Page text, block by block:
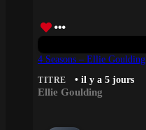
4 Seasons – Ellie Goulding
TITRE • il y a 5 jours
Ellie Goulding